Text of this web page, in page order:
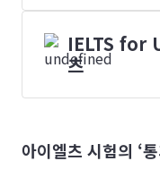
IELTS for
츠
아이엘츠 시험의 ‘